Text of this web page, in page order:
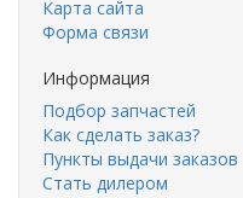
Карта сайта
Форма связи
Информация
Подбор запчастей
Как сделать заказ?
Пункты выдачи заказов
Стать дилером